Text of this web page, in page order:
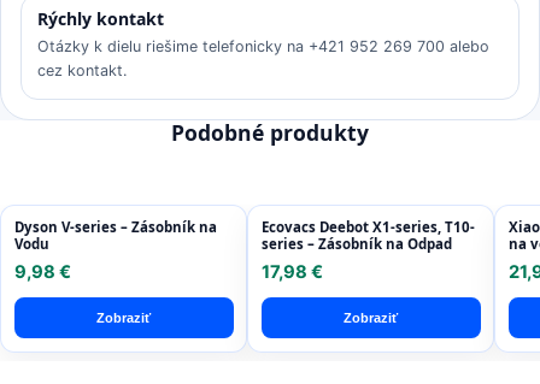
Rýchly kontakt
Otázky k dielu riešime telefonicky na +421 952 269 700 alebo
cez kontakt.
Podobné produkty
Dyson V-series – Zásobník na
Vodu
9,98 €
Zobraziť
Ecovacs Deebot X1-series, T10-
series – Zásobník na Odpad
17,98 €
Zobraziť
na